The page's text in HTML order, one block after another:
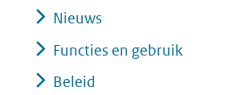
geweigerd.Nieuws
Functies en gebruik
Beleid